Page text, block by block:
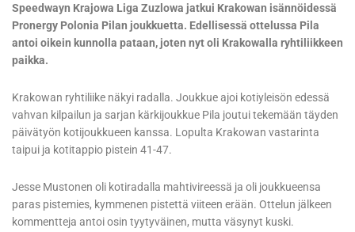
Speedwayn Krajowa Liga Zuzlowa jatkui Krakowan isännöidessä
Pronergy Polonia Pilan joukkuetta. Edellisessä ottelussa Pila
antoi oikein kunnolla pataan, joten nyt oli Krakowalla ryhtiliikkeen
paikka.
Krakowan ryhtiliike näkyi radalla. Joukkue ajoi kotiyleisön edessä
vahvan kilpailun ja sarjan kärkijoukkue Pila joutui tekemään täyden
päivätyön kotijoukkueen kanssa. Lopulta Krakowan vastarinta
taipui ja kotitappio pistein 41-47.
Jesse Mustonen oli kotiradalla mahtivireessä ja oli joukkueensa
paras pistemies, kymmenen pistettä viiteen erään. Ottelun jälkeen
kommentteja antoi osin tyytyväinen, mutta väsynyt kuski.